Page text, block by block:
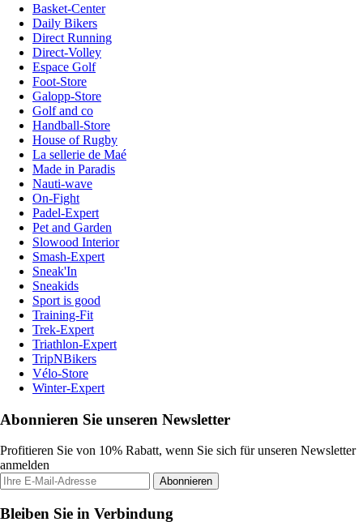
Basket-Center
Daily Bikers
Direct Running
Direct-Volley
Espace Golf
Foot-Store
Galopp-Store
Golf and co
Handball-Store
House of Rugby
La sellerie de Maé
Made in Paradis
Nauti-wave
On-Fight
Padel-Expert
Pet and Garden
Slowood Interior
Smash-Expert
Sneak'In
Sneakids
Sport is good
Training-Fit
Trek-Expert
Triathlon-Expert
TripNBikers
Vélo-Store
Winter-Expert
Abonnieren Sie unseren Newsletter
Profitieren Sie von 10% Rabatt, wenn Sie sich für unseren Newsletter
anmelden
Abonnieren
Bleiben Sie in Verbindung